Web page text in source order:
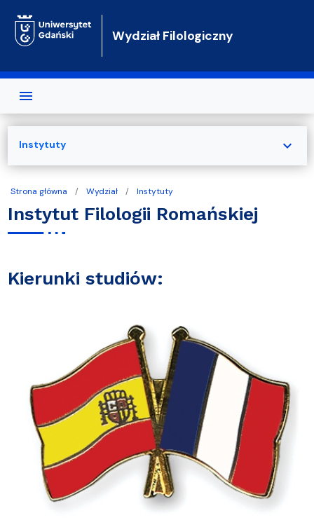
Wydział Filologiczny
Strona główna Wydział Instytuty
Instytut Filologii Romańskiej
Kierunki studiów:
Instytuty expand_more